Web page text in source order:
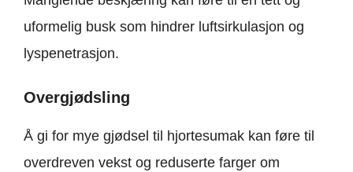
uformelig busk som hindrer luftsirkulasjon og
lyspenetrasjon.
Overgjødsling
Å gi for mye gjødsel til hjortesumak kan føre til
overdreven vekst og reduserte farger om